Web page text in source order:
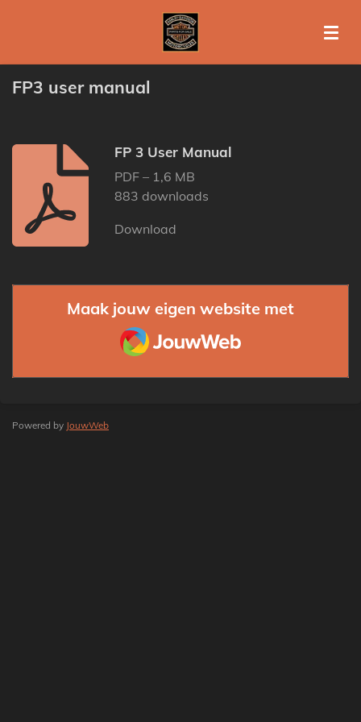
hoofdinhoud
FP3 user manual
FP 3 User Manual
PDF – 1,6 MB
883 downloads
Download
Maak jouw eigen website met
JouwWeb
Powered by JouwWeb